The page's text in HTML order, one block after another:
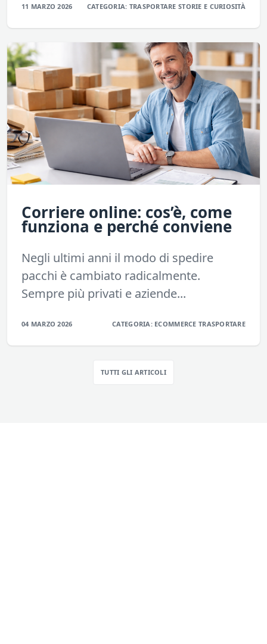
11 MARZO 2026 CATEGORIA: TRASPORTARESTORIE E CURIOSITÀ
Corriere online: cos’è, come
funziona e perché conviene
Negli ultimi anni il modo di spedire
pacchi è cambiato radicalmente.
Sempre più privati e aziende...
04 MARZO 2026 CATEGORIA: ECOMMERCE TRASPORTARE
TUTTI GLI ARTICOLI